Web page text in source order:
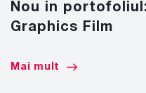
Nou in
Graphics Film
Mai mult